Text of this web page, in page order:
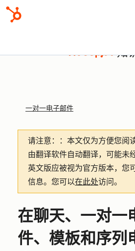
知
一对一电子邮件
请注意： ：本文仅为方便您阅
由翻译软件自动翻译，可能未
英文版应被视为官方版本，您
信息。您可以在此处访问。
在聊天、一对一
件、模板和序列